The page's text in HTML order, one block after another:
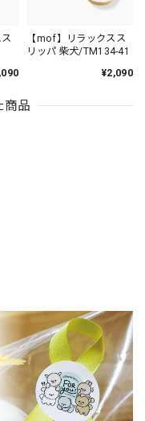
【mof】リラックスス
リッパ 柴犬/TM134-41
¥2,090
商品